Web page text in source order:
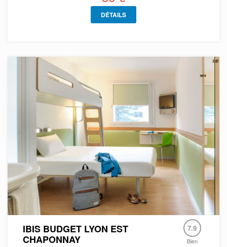
DÉTAILS
IBIS BUDGET LYON EST
CHAPONNAY
7.9
Bien